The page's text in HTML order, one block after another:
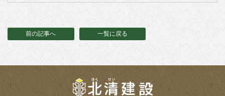
前の記事へ 一覧に戻る